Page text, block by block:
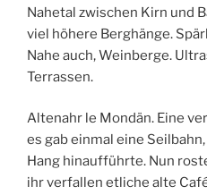
Nahetal zwischen Kirn und
viel höhere Berghänge.
Nahe auch, Weinberge.
Terrassen.
Altenahr le Mondän. Eine
es gab einmal eine
Hang hinaufführte. Nun
ihr verfallen etliche alte